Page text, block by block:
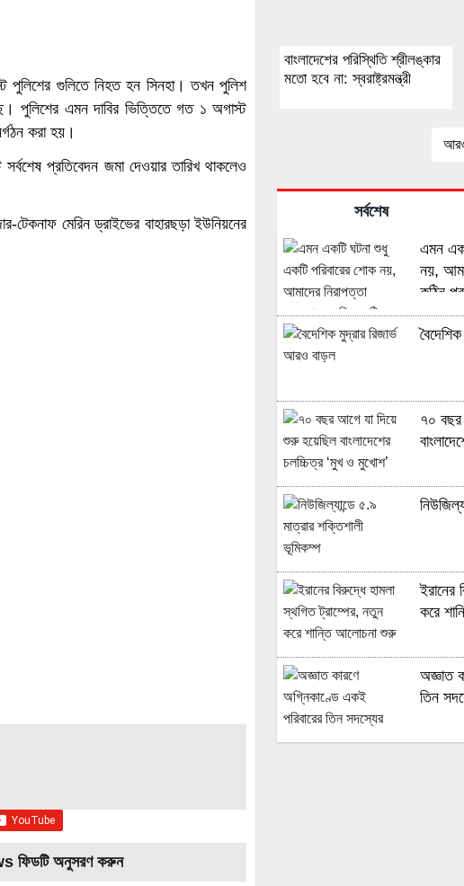
পুলিশের গুলিতে নিহত হন সিনহা। তখন পুলিশ
পুলিশের এমন দাবির ভিত্তিতে গত ১ অগাস্ট
করা হয়।
প্রতিবেদন জমা দেওয়ার তারিখ থাকলেও
মেরিন ড্রাইভের বাহারছড়া ইউনিয়নের
ফিডটি অনুসরণ করুন
বাংলাদেশের পরিস্থিতি শ্রীলঙ্কার
মতো হবে না: স্বরাষ্ট্রমন্ত্রী
সর্বশেষ
এমন
নয়,
কঠিন
৭০ বছর
ইরানের
করে
অজ্ঞাত
তিন